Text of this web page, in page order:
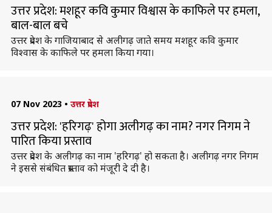
उत्तर प्रदेश: मशहूर कवि कुमार विश्वास के काफिले पर हमला,
बाल-बाल बचे
उत्तर प्रदेश के गाजियाबाद से अलीगढ़ जाते समय मशहूर कवि कुमार
विश्वास के काफिले पर हमला किया गया।
07 Nov 2023 • उत्तर प्रदेश
उत्तर प्रदेश: 'हरिगढ़' होगा अलीगढ़ का नाम? नगर निगम ने
पारित किया प्रस्ताव
उत्तर प्रदेश के अलीगढ़ का नाम 'हरिगढ़' हो सकता है। अलीगढ़ नगर निगम
ने इससे संबंधित प्रस्ताव को मंजूरी दे दी है।